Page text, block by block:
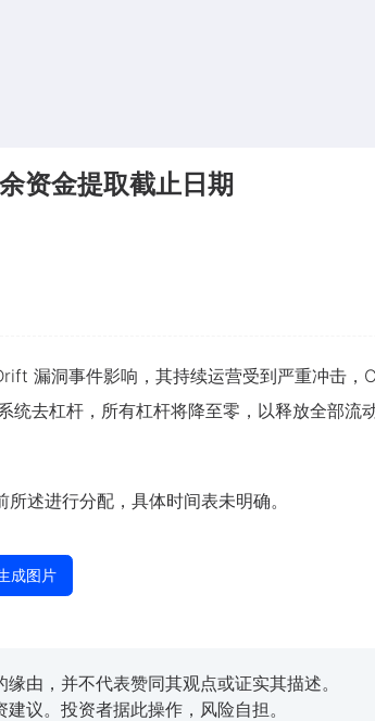
资金提取截止日期
漏洞事件影响，其持续运营受到严重冲击
去杠杆，所有杠杆将降至零，以释放全部流
述进行分配，具体时间表未明确。
成图片
由，并不代表赞同其观点或证实其描述。
议。投资者据此操作，风险自担。